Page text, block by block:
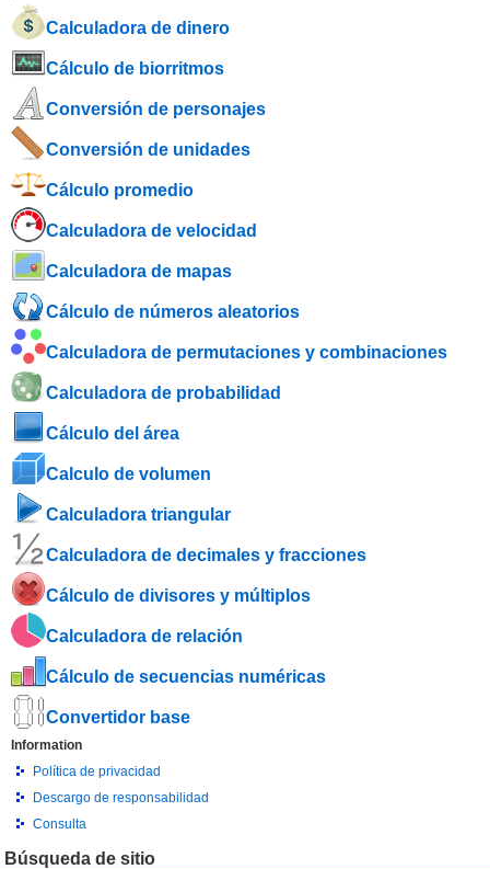
Calculadora de dinero
Cálculo de biorritmos
Conversión de personajes
Conversión de unidades
Cálculo promedio
Calculadora de velocidad
Calculadora de mapas
Cálculo de números aleatorios
Calculadora de permutaciones y combinaciones
Calculadora de probabilidad
Cálculo del área
Calculo de volumen
Calculadora triangular
Calculadora de decimales y fracciones
Cálculo de divisores y múltiplos
Calculadora de relación
Cálculo de secuencias numéricas
Convertidor base
Information
Política de privacidad
Descargo de responsabilidad
Consulta
Búsqueda de sitio